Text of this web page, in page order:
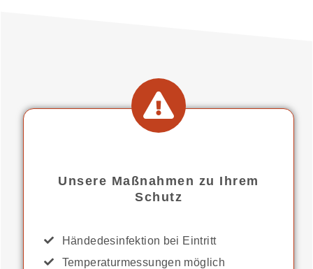
Unsere Maßnahmen zu Ihrem
Schutz
Händedesinfektion bei Eintritt
Temperaturmessungen möglich